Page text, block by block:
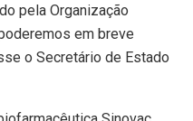
pela Organização
em breve
o Secretário de Estado